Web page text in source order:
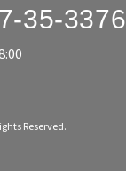
35-3376
Reserved.